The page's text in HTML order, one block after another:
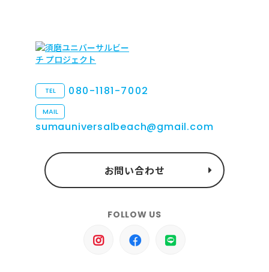
TEL 080-1181-7002
MAIL
sumauniversalbeach@gmail.com
お問い合わせ
FOLLOW US